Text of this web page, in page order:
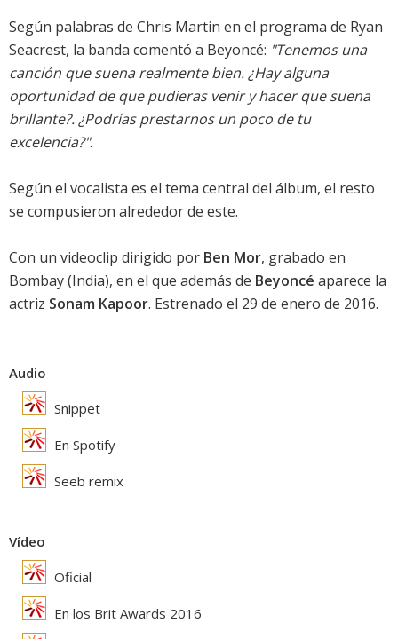
Según palabras de Chris Martin en el programa de Ryan
Seacrest, la banda comentó a Beyoncé: "Tenemos una
canción que suena realmente bien. ¿Hay alguna
oportunidad de que pudieras venir y hacer que suena
brillante?. ¿Podrías prestarnos un poco de tu
excelencia?".
Según el vocalista es el tema central del álbum, el resto
se compusieron alrededor de este.
Con un videoclip dirigido por Ben Mor, grabado en
Bombay (India), en el que además de Beyoncé aparece la
actriz Sonam Kapoor. Estrenado el 29 de enero de 2016.
Audio
Snippet
En Spotify
Seeb remix
Vídeo
Oficial
En los Brit Awards 2016